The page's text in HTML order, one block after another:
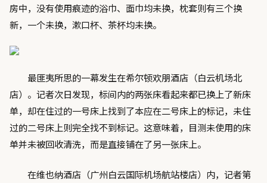
房中，没有使用痕迹的浴巾、面巾均未换，枕套则有三个换
新，一个未换，漱口杯、茶杯均未换。
最匪夷所思的一幕发生在希尔顿欢朋酒店（白云机场北
店）。记者次日发现，标间内的两张床看起来都已换上了新床
单，却在住过的一号床上找到了本应在二号床上的标记，未住
过的二号床上则完全找不到标记。这意味着，目测未使用的床
单并未被回收清洗，而是直接铺在了另一张床上。
在维也纳酒店（广州白云国际机场航站楼店）内，记者第